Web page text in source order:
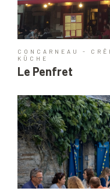
CONCARNEAU -
KÜCHE
Le Penfret